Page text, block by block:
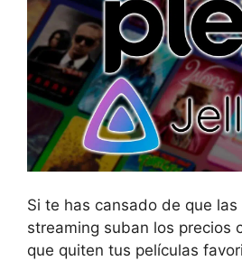
Si te has cansado de que
streaming suban los precios
que quiten tus películas